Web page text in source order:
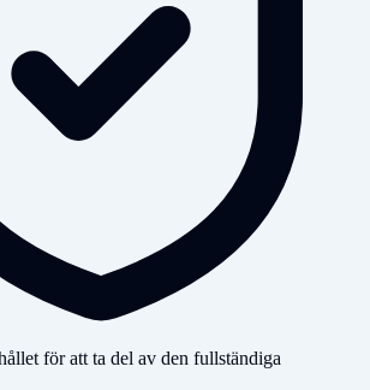
för att ta del av den fullständiga